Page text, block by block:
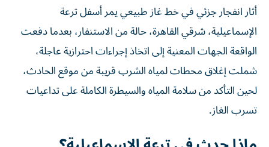
أثار انفجار جزئي في خط غاز طبيعي يمر أسفل ترعة
الإسماعيلية، شرقي القاهرة، حالة من الاستنفار، بعدما دفعت
الواقعة الجهات المعنية إلى اتخاذ إجراءات احترازية عاجلة،
شملت إغلاق محطات لمياه الشرب قريبة من موقع الحادث،
لحين التأكد من سلامة المياه والسيطرة الكاملة على تداعيات
تسرب الغاز.